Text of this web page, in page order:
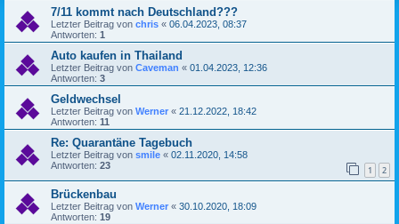
7/11 kommt nach Deutschland???
Letzter Beitrag von chris « 06.04.2023, 08:37
Antworten: 1
Auto kaufen in Thailand
Letzter Beitrag von Caveman « 01.04.2023, 12:36
Antworten: 3
Geldwechsel
Letzter Beitrag von Werner « 21.12.2022, 18:42
Antworten: 11
Re: Quarantäne Tagebuch
Letzter Beitrag von smile « 02.11.2020, 14:58
Antworten: 23 1 2
Brückenbau
Letzter Beitrag von Werner « 30.10.2020, 18:09
Antworten: 19